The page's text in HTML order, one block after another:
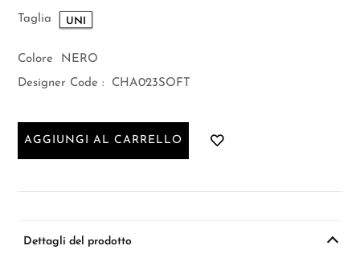
Taglia UNI
Colore
NERO
Designer Code :
CHA023SOFT
AGGIUNGI AL CARRELLO
Dettagli del prodotto